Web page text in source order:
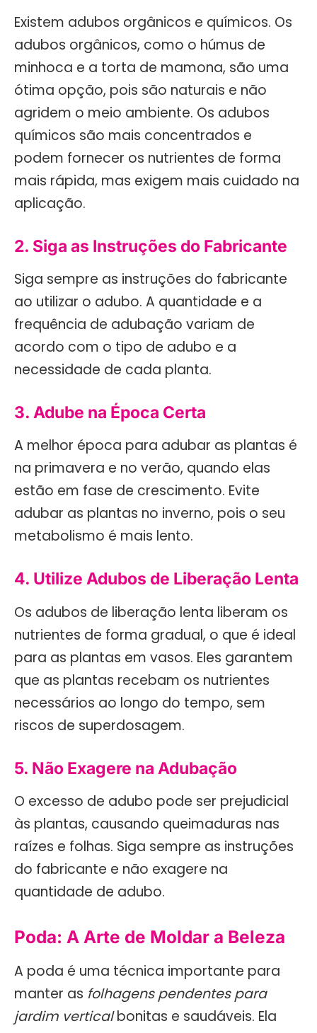
Existem adubos orgânicos e químicos. Os
adubos orgânicos, como o húmus de
minhoca e a torta de mamona, são uma
ótima opção, pois são naturais e não
agridem o meio ambiente. Os adubos
químicos são mais concentrados e
podem fornecer os nutrientes de forma
mais rápida, mas exigem mais cuidado na
aplicação.
2. Siga as Instruções do Fabricante
Siga sempre as instruções do fabricante
ao utilizar o adubo. A quantidade e a
frequência de adubação variam de
acordo com o tipo de adubo e a
necessidade de cada planta.
3. Adube na Época Certa
A melhor época para adubar as plantas é
na primavera e no verão, quando elas
estão em fase de crescimento. Evite
adubar as plantas no inverno, pois o seu
metabolismo é mais lento.
4. Utilize Adubos de Liberação Lenta
Os adubos de liberação lenta liberam os
nutrientes de forma gradual, o que é ideal
para as plantas em vasos. Eles garantem
que as plantas recebam os nutrientes
necessários ao longo do tempo, sem
riscos de superdosagem.
5. Não Exagere na Adubação
O excesso de adubo pode ser prejudicial
às plantas, causando queimaduras nas
raízes e folhas. Siga sempre as instruções
do fabricante e não exagere na
quantidade de adubo.
Poda: A Arte de Moldar a Beleza
A poda é uma técnica importante para
manter as folhagens pendentes para
jardim verticalbonitas e saudáveis. Ela